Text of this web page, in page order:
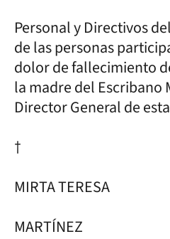
Personal y Directivos
de las personas
dolor de fallecimiento
la madre del Escribano
Director General de
†
MIRTA TERESA
MARTÍNEZ